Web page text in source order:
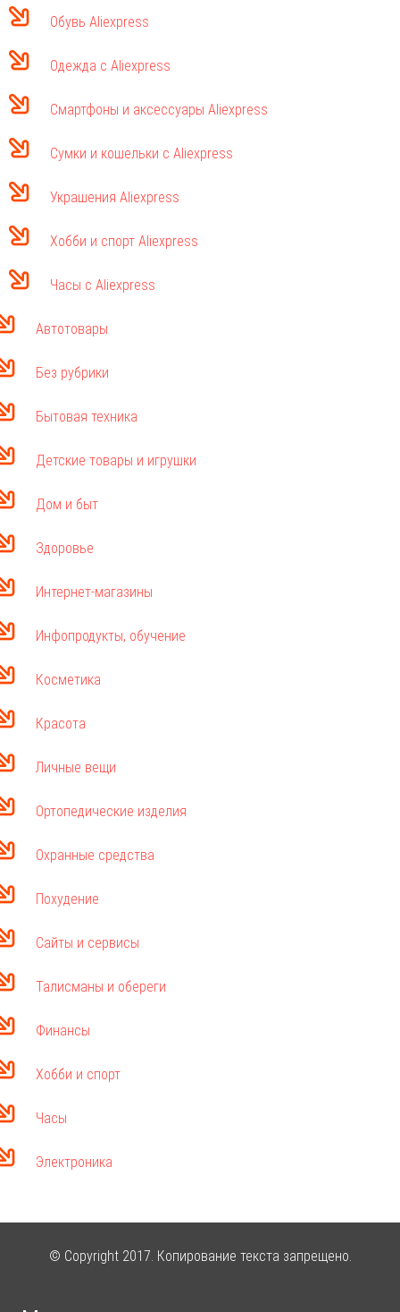
Обувь Aliexpress
Одежда с Aliexpress
Смартфоны и аксессуары Aliexpress
Сумки и кошельки с Aliexpress
Украшения Aliexpress
Хобби и спорт Aliexpress
Часы с Aliexpress
Автотовары
Без рубрики
Бытовая техника
Детские товары и игрушки
Дом и быт
Здоровье
Интернет-магазины
Инфопродукты, обучение
Косметика
Красота
Личные вещи
Ортопедические изделия
Охранные средства
Похудение
Сайты и сервисы
Талисманы и обереги
Финансы
Хобби и спорт
Часы
Электроника
© Copyright 2017. Копирование текста запрещено.